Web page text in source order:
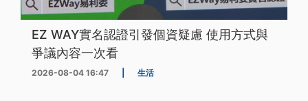
EZ WAY實名認證引發個資疑慮 使用方式與
爭議內容一次看
2026-08-04 16:47 生活